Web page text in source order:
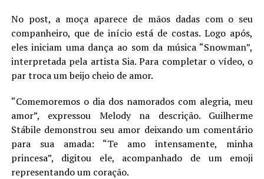
No post, a moça aparece de mãos dadas com o seu
companheiro, que de início está de costas. Logo após,
eles iniciam uma dança ao som da música “Snowman”,
interpretada pela artista Sia. Para completar o vídeo, o
par troca um beijo cheio de amor.
“Comemoremos o dia dos namorados com alegria, meu
amor”, expressou Melody na descrição. Guilherme
Stábile demonstrou seu amor deixando um comentário
para sua amada: “Te amo intensamente, minha
princesa”, digitou ele, acompanhado de um emoji
representando um coração.